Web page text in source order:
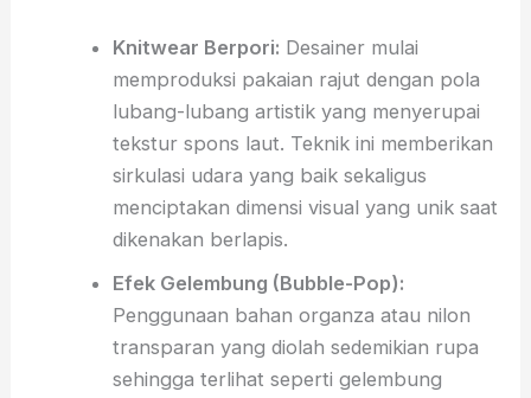
Knitwear Berpori: Desainer mulai
memproduksi pakaian rajut dengan pola
lubang-lubang artistik yang menyerupai
tekstur spons laut. Teknik ini memberikan
sirkulasi udara yang baik sekaligus
menciptakan dimensi visual yang unik saat
dikenakan berlapis.
Efek Gelembung (Bubble-Pop):
Penggunaan bahan organza atau nilon
transparan yang diolah sedemikian rupa
sehingga terlihat seperti gelembung